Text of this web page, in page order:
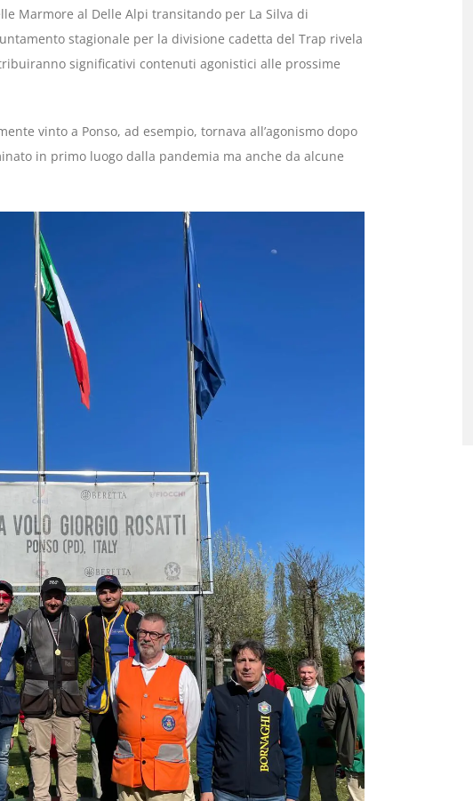
Marmore al Delle Alpi transitando per La Silva di
stagionale per la divisione cadetta del Trap rivela
significativi contenuti agonistici alle prossime
vinto a Ponso, ad esempio, tornava all’agonismo dopo
in primo luogo dalla pandemia ma anche da alcune